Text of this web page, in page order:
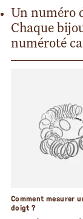
Un numéro
Chaque
numéroté
Comment mesurer
doigt ?